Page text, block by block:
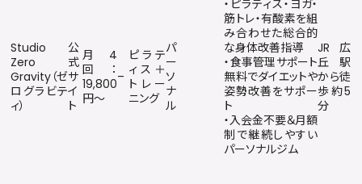
Studio
Zero
Gravity（ゼ
ログラビテ
ィ）
公
式
サ
イ
ト
月4
回：
19,800
円〜
–
ピラテ
ィス＋
トレー
ニング
パ
ー
ソ
ナ
ル
・ピラティス・ヨガ・
筋トレ・有酸素を組
み合わせた総合的
な身体改善指導
・食事管理サポート
無料でダイエットや
姿勢改善をサポー
ト
・入会金不要＆月額
制で継続しやすい
パーソナルジム
JR広
丘駅
から徒
歩約5
分